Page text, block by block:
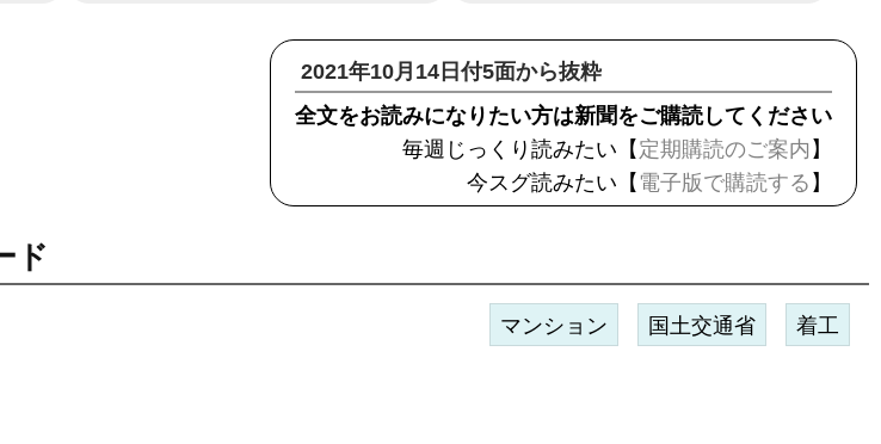
2021年10月14日付5面から抜粋
全文をお読みになりたい方は新聞をご購読してください
毎週じっくり読みたい【 定期購読のご案内 】
今スグ読みたい【 電子版で購読する 】
ド
マンション 国土交通省 着工